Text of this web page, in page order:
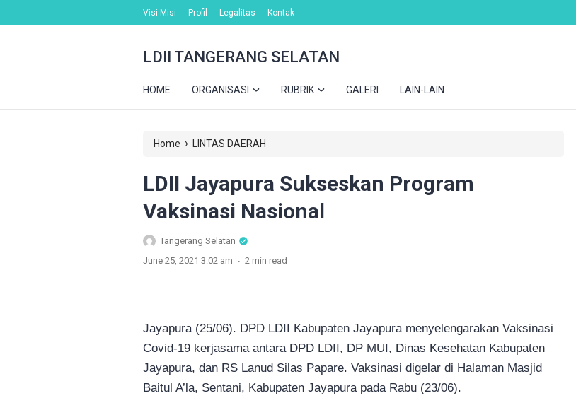
Visi Misi Profil Legalitas Kontak
LDII TANGERANG SELATAN
HOME ORGANISASI RUBRIK GALERI LAIN-LAIN
Home › LINTAS DAERAH
LDII Jayapura Sukseskan Program
Vaksinasi Nasional
Tangerang Selatan
June 25, 2021 3:02 am . 2 min read
Jayapura (25/06). DPD LDII Kabupaten Jayapura menyelengarakan Vaksinasi
Covid-19 kerjasama antara DPD LDII, DP MUI, Dinas Kesehatan Kabupaten
Jayapura, dan RS Lanud Silas Papare. Vaksinasi digelar di Halaman Masjid
Baitul A’la, Sentani, Kabupaten Jayapura pada Rabu (23/06).